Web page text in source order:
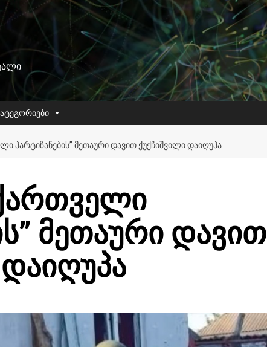
ᲞᲐᲠᲢᲘᲖᲐᲜᲔᲑᲘᲡ” ᲛᲔᲗᲐᲣᲠᲘ ᲓᲐᲕᲘᲗ ᲥᲣᲥᲩᲘᲨᲕᲘᲚᲘ ᲓᲐᲘᲦᲣᲞᲐ
მეთაური დავით